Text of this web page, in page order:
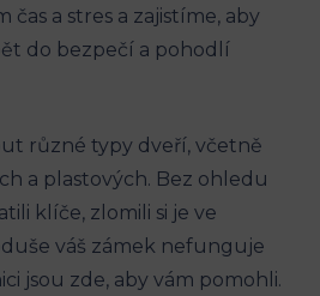
čas a stres a zajistíme, aby
do bezpečí a pohodlí
různé typy dveří, včetně
a plastových. Bez ohledu
klíče, zlomili si je ve
váš zámek nefunguje
jsou zde, aby vám pomohli.